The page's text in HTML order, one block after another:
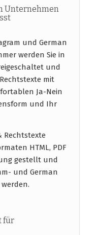
Unternehmen
und German
werden Sie in
und
mit
Ja-Nein
und Ihr
Rechtstexte
HTML, PDF
gestellt und
und German
für